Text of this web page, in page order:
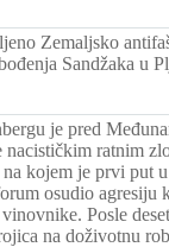
Zemaljsko
Sandžaka u
je pred
nacističkim ratnim
na kojem je prvi put
osudio agresiju
Posle
na doživotnu